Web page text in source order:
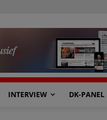
INTERVIEW DK-PANEL